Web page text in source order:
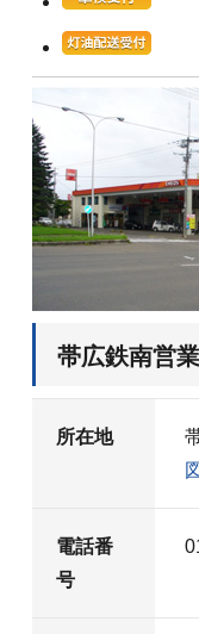
帯広鉄南営
所在地
図
電話番
号